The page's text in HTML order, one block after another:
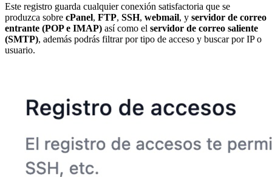
Este registro guarda cualquier conexión satisfactoria que se
produzca sobre cPanel, FTP, SSH, webmail, y servidor de correo
entrante (POP e IMAP) así como el servidor de correo saliente
(SMTP), además podrás filtrar por tipo de acceso y buscar por IP o
usuario.